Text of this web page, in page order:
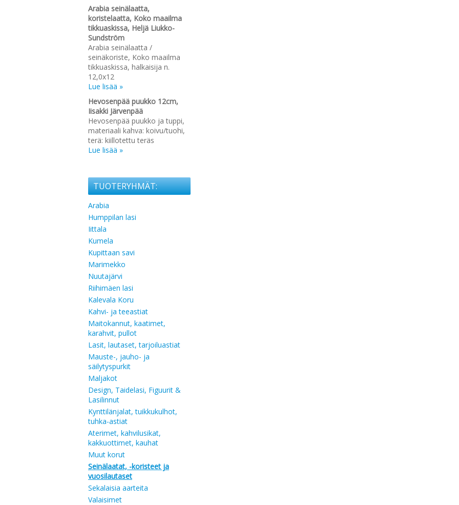
Arabia seinälaatta,
koristelaatta, Koko maailma
tikkuaskissa, Heljä Liukko-
Sundström
Arabia seinälaatta /
seinäkoriste, Koko maailma
tikkuaskissa, halkaisija n.
12,0x12
Lue lisää »
Hevosenpää puukko 12cm,
Iisakki Järvenpää
Hevosenpää puukko ja tuppi,
materiaali kahva: koivu/tuohi,
terä: kiillotettu teräs
Lue lisää »
TUOTERYHMÄT:
Arabia
Humppilan lasi
Iittala
Kumela
Kupittaan savi
Marimekko
Nuutajärvi
Riihimäen lasi
Kalevala Koru
Kahvi- ja teeastiat
Maitokannut, kaatimet,
karahvit, pullot
Lasit, lautaset, tarjoiluastiat
Mauste-, jauho- ja
säilytyspurkit
Maljakot
Design, Taidelasi, Figuurit &
Lasilinnut
Kynttilänjalat, tuikkukulhot,
tuhka-astiat
Aterimet, kahvilusikat,
kakkuottimet, kauhat
Muut korut
Seinälaatat, -koristeet ja
vuosilautaset
Sekalaisia aarteita
Valaisimet